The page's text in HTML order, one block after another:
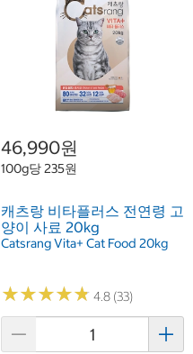
46,990원
100g당 235원
캐츠랑 비타플러스 전연령 고
양이 사료 20kg
Catsrang Vita+ Cat Food 20kg
★★★★★
★★★★★ 4.8 (33)